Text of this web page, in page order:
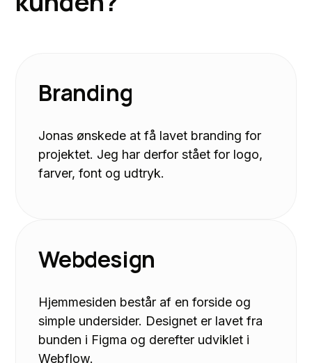
Branding
Jonas ønskede at få lavet branding for
projektet. Jeg har derfor stået for logo,
farver, font og udtryk.
Webdesign
Hjemmesiden består af en forside og
simple undersider. Designet er lavet fra
bunden i Figma og derefter udviklet i
Webflow.